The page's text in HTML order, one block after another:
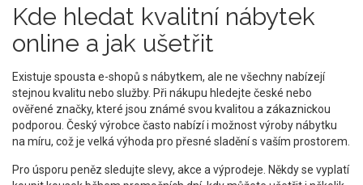
Kde hledat kvalitní nábytek
online a jak ušetřit
Existuje spousta e-shopů s nábytkem, ale ne všechny nabízejí
stejnou kvalitu nebo služby. Při nákupu hledejte české nebo
ověřené značky, které jsou známé svou kvalitou a zákaznickou
podporou. Český výrobce často nabízí i možnost výroby nábytku
na míru, což je velká výhoda pro přesné sladění s vaším prostorem.
Pro úsporu peněz sledujte slevy, akce a výprodeje. Někdy se vyplatí